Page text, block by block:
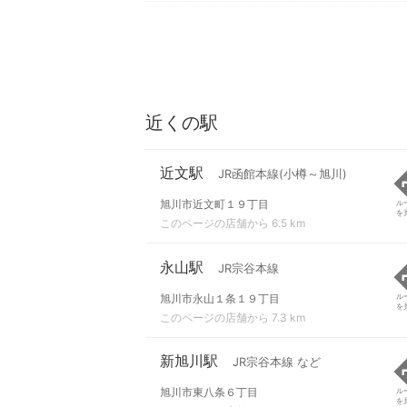
近くの駅
近文駅 JR函館本線(小樽～旭川)
旭川市近文町１９丁目
このページの店舗から 6.5 km
ル
を
永山駅 JR宗谷本線
旭川市永山１条１９丁目
このページの店舗から 7.3 km
ル
を
新旭川駅 JR宗谷本線 など
旭川市東八条６丁目
ル
を